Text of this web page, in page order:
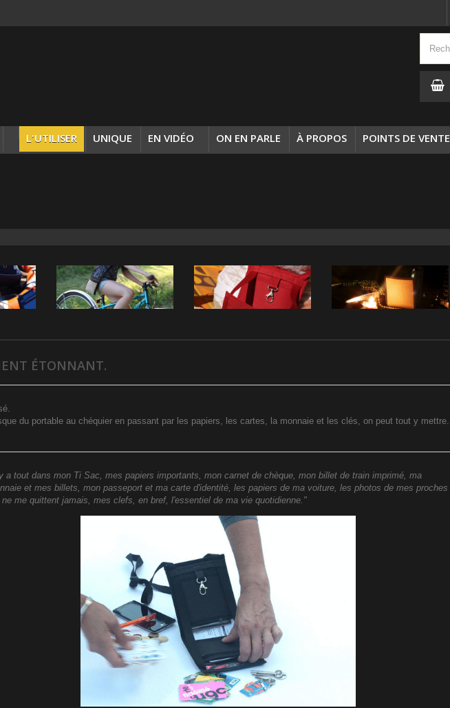
L'UTILISER UNIQUE EN VIDÉO ON EN PARLE À PROPOS POINTS DE VENTE
ÉTONNANT.
du portable au chéquier en passant par les papiers, les cartes, la monnaie et les clés, on peut tout y mettre.
a tout dans mon Ti Sac, mes papiers importants, mon carnet de chèque, mon billet de train imprimé, ma
et mes billets, mon passeport et ma carte d'identité, les papiers de ma voiture, les photos de mes proches
ne me quittent jamais, mes clefs, en bref, l'essentiel de ma vie quotidienne."